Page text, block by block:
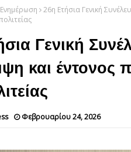
Ενημέρωση
26η Ετήσια Γενική
Γενική
και έντονος
Φεβρουαρίου 24, 2026